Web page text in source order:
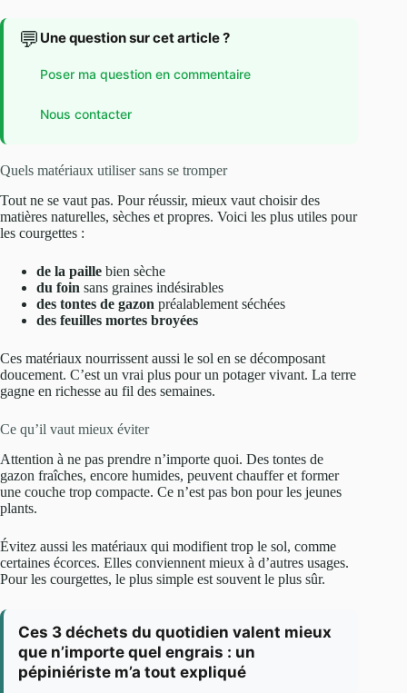
💬 Une question sur cet article ?
Poser ma question en commentaire
Nous contacter
Quels matériaux utiliser sans se tromper
Tout ne se vaut pas. Pour réussir, mieux vaut choisir des
matières naturelles, sèches et propres. Voici les plus utiles pour
les courgettes :
de la paille bien sèche
du foin sans graines indésirables
des tontes de gazon préalablement séchées
des feuilles mortes broyées
Ces matériaux nourrissent aussi le sol en se décomposant
doucement. C’est un vrai plus pour un potager vivant. La terre
gagne en richesse au fil des semaines.
Ce qu’il vaut mieux éviter
Attention à ne pas prendre n’importe quoi. Des tontes de
gazon fraîches, encore humides, peuvent chauffer et former
une couche trop compacte. Ce n’est pas bon pour les jeunes
plants.
Évitez aussi les matériaux qui modifient trop le sol, comme
certaines écorces. Elles conviennent mieux à d’autres usages.
Pour les courgettes, le plus simple est souvent le plus sûr.
Ces 3 déchets du quotidien valent mieux
que n’importe quel engrais : un
pépiniériste m’a tout expliqué